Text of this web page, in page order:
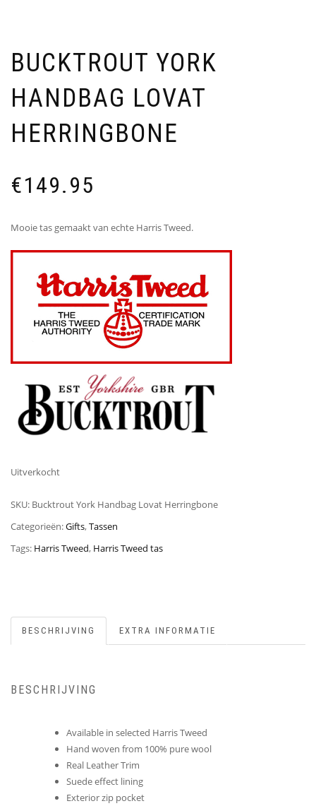
BUCKTROUT YORK
HANDBAG LOVAT
HERRINGBONE
€149.95
Mooie tas gemaakt van echte Harris Tweed.
Uitverkocht
SKU: Bucktrout York Handbag Lovat Herringbone
Categorieën:Gifts,Tassen
Tags: Harris Tweed, Harris Tweed tas
BESCHRIJVING EXTRA INFORMATIE
BESCHRIJVING
Available in selected Harris Tweed
Hand woven from 100% pure wool
Real Leather Trim
Suede effect lining
Exterior zip pocket